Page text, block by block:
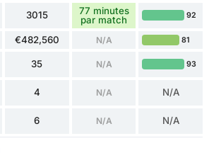
3015
77 minutes
par match
92
€482,560 N/A 81
35 N/A 93
4 N/A N/A
6 N/A N/A